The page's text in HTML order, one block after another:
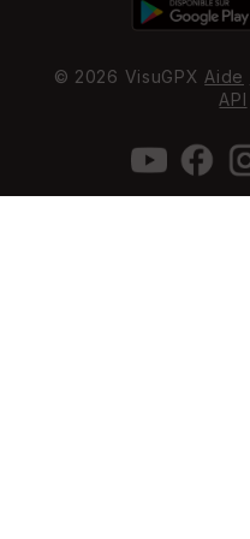
© 2026 VisuGPX Aide
API